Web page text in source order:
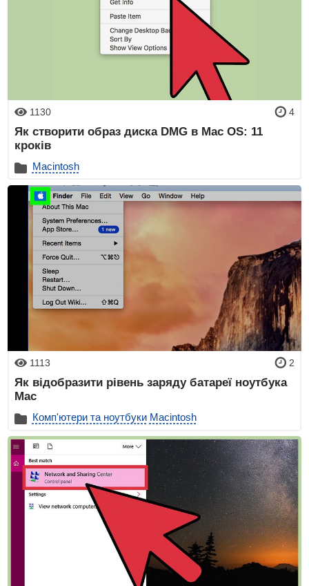
1130 4
Як створити образ диска DMG в Mac OS: 11
кроків
Macintosh
1113 2
Як відобразити рівень заряду батареї ноутбука
Mac
Комп'ютери та ноутбуки Macintosh